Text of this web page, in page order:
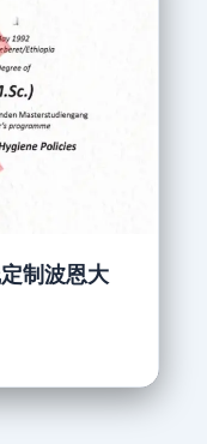
制波恩大